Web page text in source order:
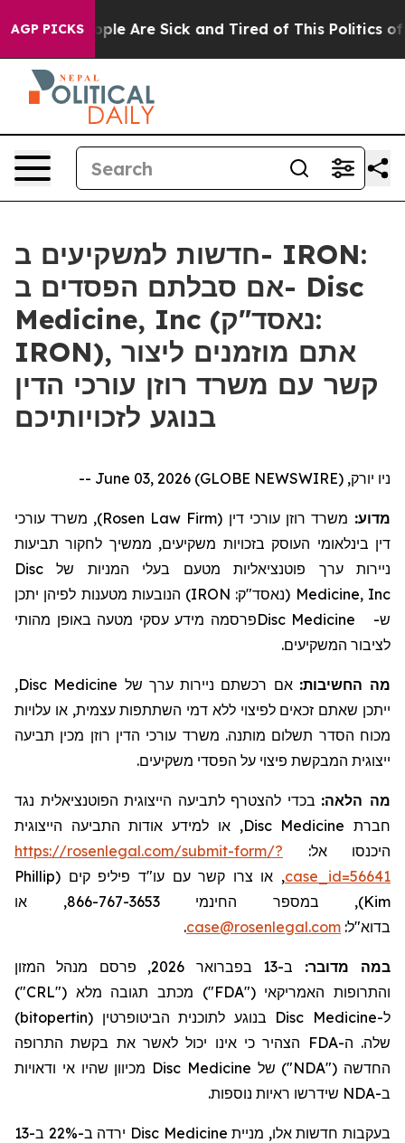
AGP PICKS
“People Are Sick and Tired of This Politics of
חדשות למשקיעים ב- IRON:
אם סבלתם הפסדים ב- Disc
Medicine, Inc (נאסד"ק:
IRON), אתם מוזמנים ליצור
קשר עם משרד רוזן עורכי הדין
בנוגע לזכויותיכם
ניו יורק, June 03, 2026 (GLOBE NEWSWIRE) --
מדוע: משרד רוזן עורכי דין (Rosen Law Firm
), משרד עורכי
דין בינלאומי העוסק בזכויות משקיעים, ממשיך לחקור תביעות
ניירות ערך פוטנציאליות מטעם בעלי המניות של Disc
Medicine, Inc (נאסד"ק: IRON
) הנובעות מטענות לפיהן יתכן
ש-
Disc Medicineפרסמה מידע עסקי מטעה באופן מהותי
לציבור המשקיעים.
מה החשיבות: אם רכשתם ניירות ערך של Disc Medicine
,
ייתכן שאתם זכאים לפיצוי ללא דמי השתתפות עצמית, או עלויות
מכוח הסדר תשלום מותנה. משרד עורכי הדין רוזן מכין תביעה
ייצוגית המבקשת פיצוי על הפסדי משקיעים.
מה הלאה: בכדי להצטרף לתביעה הייצוגית הפוטנציאלית נגד
חברת Disc Medicine, או למידע אודות התביעה הייצוגית
היכנסו אל: https://rosenlegal.com/submit-form/?
case_id=56641, או צרו קשר עם עו"ד פיליפ קים (Phillip
Kim
), במספר החינמי 866-767-3653, או
בדוא"ל: case@rosenlegal.com
.
במה מדובר:
ב-13 בפברואר 2026, פרסם מנהל המזון
והתרופות האמריקאי ("FDA") מכתב תגובה מלא ("CRL
")
ל-Disc Medicine בנוגע לתוכנית הביטופרטין (bitopertin
)
שלה. ה-FDA הצהיר כי אינו יכול לאשר את בקשת התרופה
החדשה ("NDA") של Disc Medicine מכיוון שהיו אי ודאויות
ב-NDA שידרשו ראיות נוספות.
בעקבות חדשות אלו, מניית Disc Medicine
ירדה ב-22% ב-13